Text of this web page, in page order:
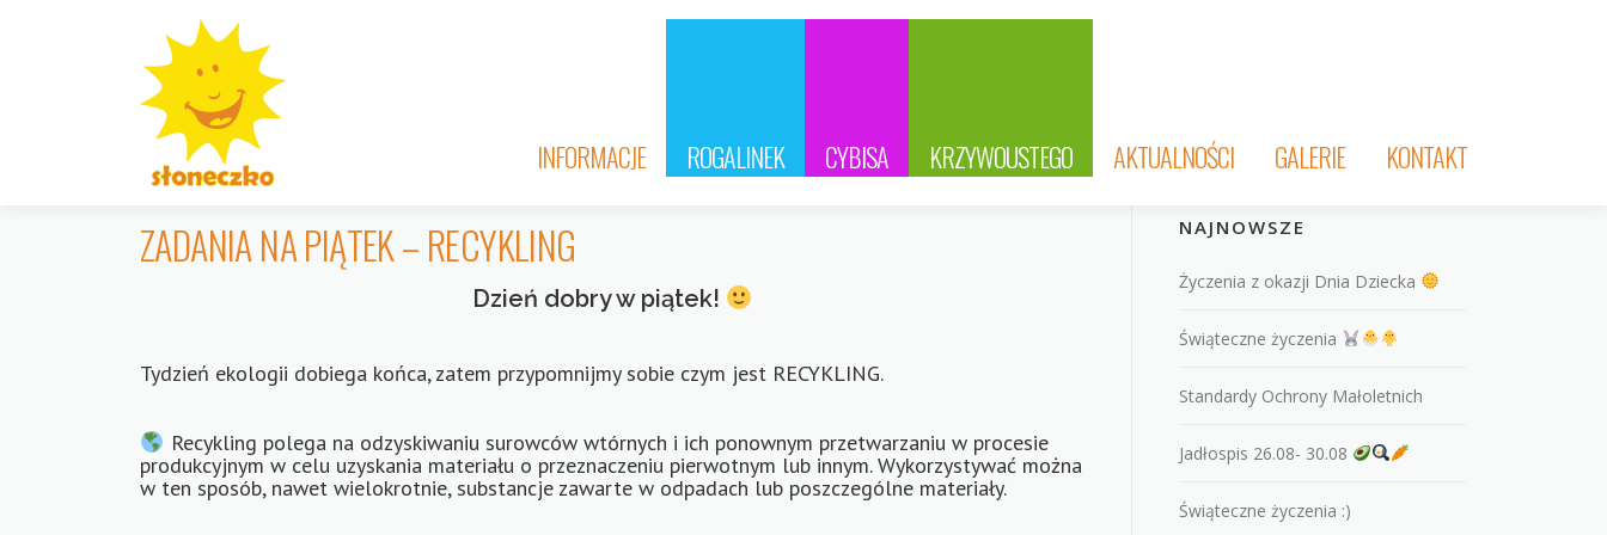
INFORMACJE ROGALINEK CYBISA KRZYWOUSTEGO AKTUALNOŚCI GALERIE KONTAKT
ZADANIA NA PIĄTEK – RECYKLING
Dzień dobry w piątek!
Tydzień ekologii dobiega końca, zatem przypomnijmy sobie czym jest RECYKLING.
Recykling polega na odzyskiwaniu surowców wtórnych i ich ponownym przetwarzaniu w procesie
produkcyjnym w celu uzyskania materiału o przeznaczeniu pierwotnym lub innym. Wykorzystywać można
w ten sposób, nawet wielokrotnie, substancje zawarte w odpadach lub poszczególne materiały.
NAJNOWSZE
Życzenia z okazji Dnia Dziecka
Świąteczne życzenia
Standardy Ochrony Małoletnich
Jadłospis 26.08- 30.08
Świąteczne życzenia :)